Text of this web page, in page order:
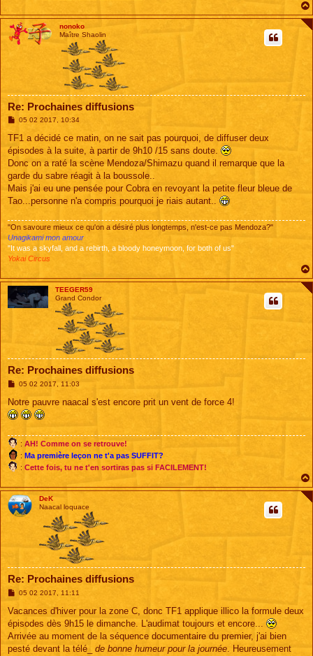
nonoko
Maître Shaolin
Re: Prochaines diffusions
M
s
a
g
05 02 2017, 10:34
TF1 a décidé ce matin, on ne sait pas pourquoi, de diffuser deux
épisodes à la suite, à partir de 9h10 /15 sans doute.
Donc on a raté la scène Mendoza/Shimazu quand il remarque que la
garde du sabre réagit à la boussole..
Mais j'ai eu une pensée pour Cobra en revoyant la petite fleur bleue de
Tao...personne n'a compris pourquoi je riais autant..
"On savoure mieux ce qu'on a désiré plus longtemps, n'est-ce pas Mendoza?"
Unagikami mon amour
"It was a skyfall, and a rebirth, a bloody honeymoon, for both of us"
Yokai Circus
TEEGER59
Grand Condor
Re: Prochaines diffusions
M
s
a
05 02 2017, 11:03
Notre pauvre naacal s'est encore prit un vent de force 4!
: AH! Comme on se retrouve!
: Ma première leçon ne t'a pas SUFFIT?
: Cette fois, tu ne t'en sortiras pas si FACILEMENT!
DeK
Naacal loquace
Re: Prochaines diffusions
M
s
a
g
05 02 2017, 11:11
Vacances d'hiver pour la zone C, donc TF1 applique illico la formule deux
épisodes dès 9h15 le dimanche. L'audimat toujours et encore...
Arrivée au moment de la séquence documentaire du premier, j'ai bien
pesté devant la télé_ de bonne humeur pour la journée . Heureusement